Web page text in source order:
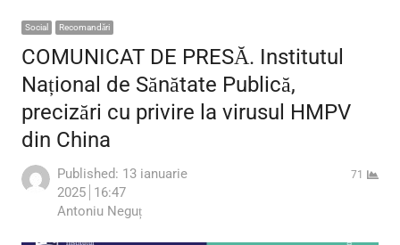
Social Recomandări
COMUNICAT DE PRESĂ. Institutul
Național de Sănătate Publică,
precizări cu privire la virusul HMPV
din China
Published: 13 ianuarie
2025 16:47
Author
Antoniu Neguț
71